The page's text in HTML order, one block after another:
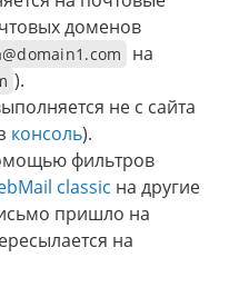
доменов
на
).
не с сайта
консоль).
фильтров
classic на другие
пришло на
на